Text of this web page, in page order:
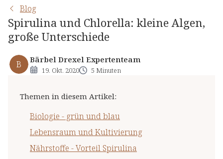
Blog
Spirulina und Chlorella: kleine Algen,
große Unterschiede
B Bärbel Drexel Expertenteam
19. Okt. 2020 5 Minuten
Themen in diesem Artikel:
Biologie - grün und blau
Lebensraum und Kultivierung
Nährstoffe - Vorteil Spirulina